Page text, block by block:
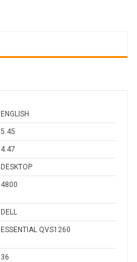
ENGLISH
5.45
4.47
DESKTOP
4800
DELL
ESSENTIAL QVS1260
36